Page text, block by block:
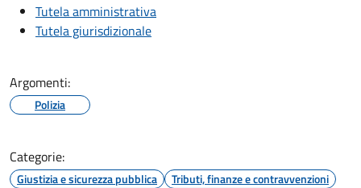
Tutela amministrativa
Tutela giurisdizionale
Argomenti:
Polizia
Categorie:
Giustizia e sicurezza pubblica Tributi, finanze e contravvenzioni